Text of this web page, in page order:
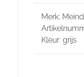
Merk:
Kleur: grijs